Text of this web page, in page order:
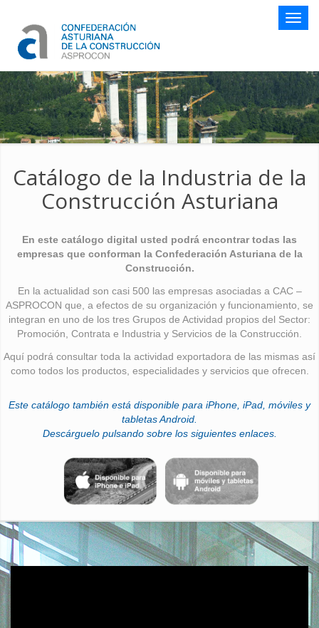
Botón
Catálogo de la Industria de la
Construcción Asturiana
En este catálogo digital usted podrá encontrar todas las
empresas que conforman la Confederación Asturiana de la
Construcción.
En la actualidad son casi 500 las empresas asociadas a CAC –
ASPROCON que, a efectos de su organización y funcionamiento, se
integran en uno de los tres Grupos de Actividad propios del Sector:
Promoción, Contrata e Industria y Servicios de la Construcción.
Aquí podrá consultar toda la actividad exportadora de las mismas así
como todos los productos, especialidades y servicios que ofrecen.
Este catálogo también está disponible para iPhone, iPad, móviles y
tabletas Android.
Descárguelo pulsando sobre los siguientes enlaces.